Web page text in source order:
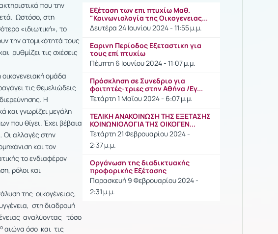
που την
Ωστόσο, στη
«ιδιωτική», το
την ατομικότητά τους
ρυθμίζει τις σχέσεις
ομάδα
τις θεμελιώδεις
Η
και γνωρίζει μεγάλη
που θίγει. Έχει βέβαια
Οι αλλαγές στην
και τον
το ενδιαφέρον
ρόλοι και
της οικογένειας,
στη διαδρομή
αναλύοντας τόσο
ο αιώνα όσο και τις
Εξέταση των επι πτυχίω Μαθ.
"Κοινωνιολογία της Οικογενειας...
Δευτέρα 24 Ιουνίου 2024 - 11:55 μ.μ.
Εαρινη Περίοδος Εξεταστικη για
τους επί πτυχίω
Πέμπτη 6 Ιουνίου 2024 - 11:07 μ.μ.
Πρόσκληση σε Συνεδριο για
φοιτητές-τριες στην Αθήνα /Εγ...
Τετάρτη 1 Μαΐου 2024 - 6:07 μ.μ.
ΤΕΛΙΚΗ ΑΝΑΚΟΙΝΩΣΗ ΤΗΣ ΕΞΕΤΑΣΗΣ
ΚΟΙΝΩΝΙΟΛΟΓΙΑ ΤΗΣ ΟΙΚΟΓΕΝ...
Τετάρτη 21 Φεβρουαρίου 2024 -
2:37 μ.μ.
Οργάνωση της διαδικτυακής
προφορικής Εξέτασης
Παρασκευή 9 Φεβρουαρίου 2024 -
2:31 μ.μ.